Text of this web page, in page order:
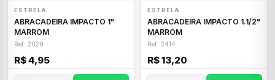
ESTRELA
ABRACADEIRA IMPACTO 1"
MARROM
Ref: 2029
R$ 4,95
ESTRELA
ABRACADEIRA IMPACTO 1.1/2"
MARROM
Ref: 2414
R$ 13,20